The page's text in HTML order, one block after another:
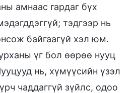
амнаас гардаг бүх
тэдгээр нь
байгаагүй хэл юм.
үг бол өөрөө нууц
нь, хүмүүсийн үзэл
чаддаггүй зүйлс, одоо